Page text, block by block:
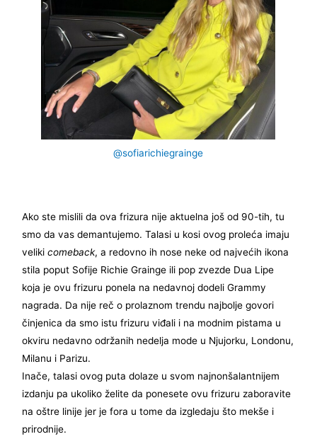
@sofiarichiegrainge
Ako ste mislili da ova frizura nije aktuelna još od 90-tih, tu
smo da vas demantujemo. Talasi u kosi ovog proleća imaju
velikicomeback, a redovno ih nose neke od najvećih ikona
stila poput Sofije Richie Grainge ili pop zvezde Dua Lipe
koja je ovu frizuru ponela na nedavnoj dodeli Grammy
nagrada. Da nije reč o prolaznom trendu najbolje govori
činjenica da smo istu frizuru viđali i na modnim pistama u
okviru nedavno održanih nedelja mode u Njujorku, Londonu,
Milanu i Parizu.
Inače, talasi ovog puta dolaze u svom najnonšalantnijem
izdanju pa ukoliko želite da ponesete ovu frizuru zaboravite
na oštre linije jer je fora u tome da izgledaju što mekše i
prirodnije.